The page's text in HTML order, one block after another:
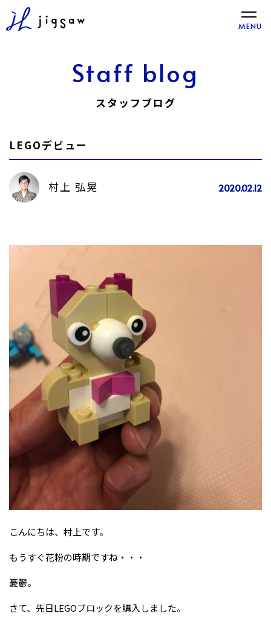
toggle
MENU
Staff blog
スタッフブログ
LEGOデビュー
村上 弘晃 2020.02.12
こんにちは、村上です。
もうすぐ花粉の時期ですね・・・
憂鬱。
さて、先日LEGOブロックを購入しました。